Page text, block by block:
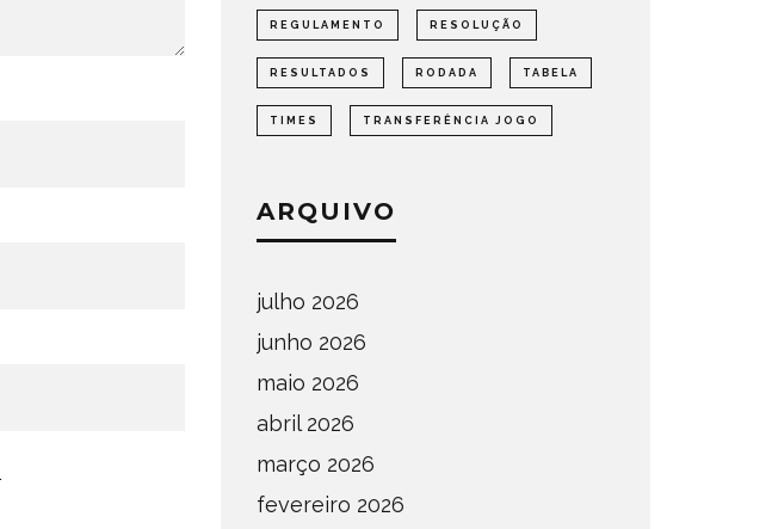
REGULAMENTO RESOLUÇÃO
RESULTADOS RODADA TABELA
TIMES TRANSFERÊNCIA JOGO
ARQUIVO
julho 2026
junho 2026
maio 2026
abril 2026
março 2026
fevereiro 2026